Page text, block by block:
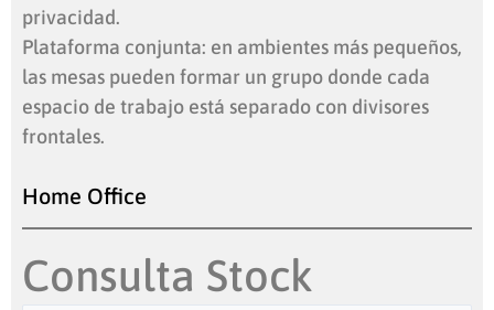
privacidad.
Plataforma conjunta: en ambientes más pequeños,
las mesas pueden formar un grupo donde cada
espacio de trabajo está separado con divisores
frontales.
Home Office
Consulta Stock